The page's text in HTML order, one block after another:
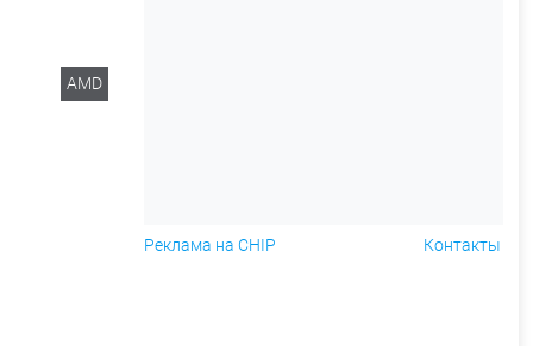
AMD
Реклама на CHIP Контакты